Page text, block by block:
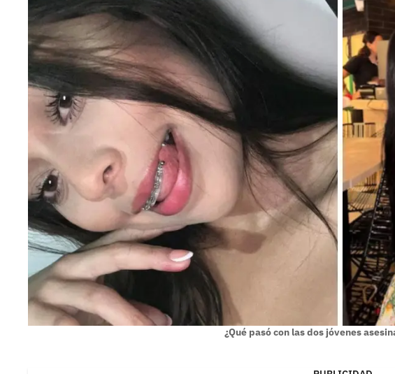
¿Qué pasó con las dos jóvenes